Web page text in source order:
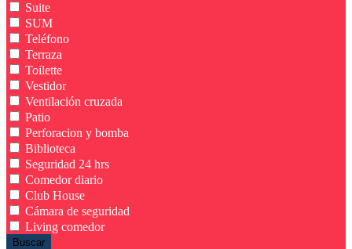
Suite
SUM
Teléfono
Terraza
Toilette
Vestidor
Ventilación cruzada
Patio
Perforacion y bomba
Biblioteca
Seguridad 24 hrs
Comedor diario
Club House
Cámara de seguridad
Living comedor
Buscar